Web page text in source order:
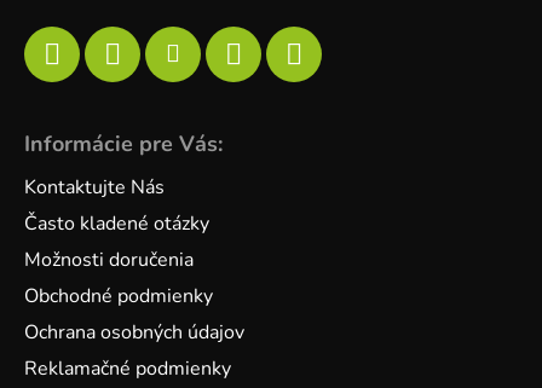
Informácie pre Vás:
Kontaktujte Nás
Často kladené otázky
Možnosti doručenia
Obchodné podmienky
Ochrana osobných údajov
Reklamačné podmienky